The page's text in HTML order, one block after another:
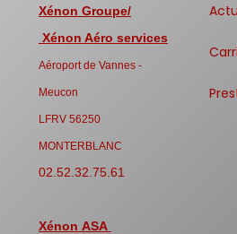
Xénon Groupe/
Xénon Aéro services
Aéroport de Vannes -
Meucon
LFRV 56250
MONTERBLANC
02.52.32.75.61
Xénon ASA